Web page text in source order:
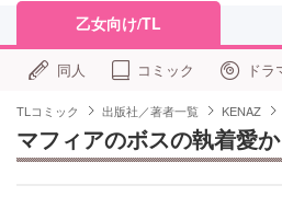
乙女向け/TL
同人 コミック ドラ
TLコミック 出版社／著者一覧 KENAZ
マフィアのボスの執着愛